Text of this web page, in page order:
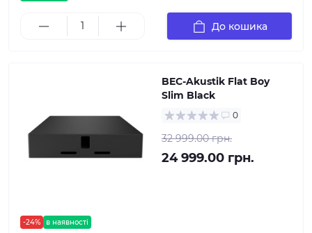
До кошика
-24% в наявності
BEC-Akustik Flat Boy
Slim Black
0
32 999.00 грн.
24 999.00 грн.